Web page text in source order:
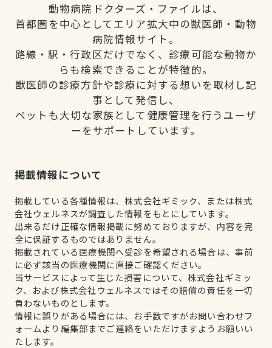
動物病院ドクターズ・ファイルは、
首都圏を中心としてエリア拡大中の獣医師・動物
病院情報サイト。
路線・駅・行政区だけでなく、診療可能な動物か
らも検索できることが特徴的。
獣医師の診療方針や診療に対する想いを取材し記
事として発信し、
ペットも大切な家族として健康管理を行うユーザ
ーをサポートしています。
掲載情報について
掲載している各種情報は、株式会社ギミック、または株式
会社ウェルネスが調査した情報をもとにしています。
出来るだけ正確な情報掲載に努めておりますが、内容を完
全に保証するものではありません。
掲載されている医療機関へ受診を希望される場合は、事前
に必ず該当の医療機関に直接ご確認ください。
当サービスによって生じた損害について、株式会社ギミッ
ク、および株式会社ウェルネスではその賠償の責任を一切
負わないものとします。
情報に誤りがある場合には、お手数ですがお問い合わせフ
ォームより編集部までご連絡をいただけますようお願いい
たします。